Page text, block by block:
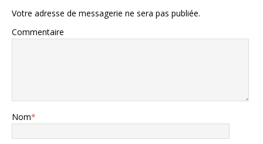
Votre adresse de messagerie ne sera pas publiée.
Commentaire
Nom*